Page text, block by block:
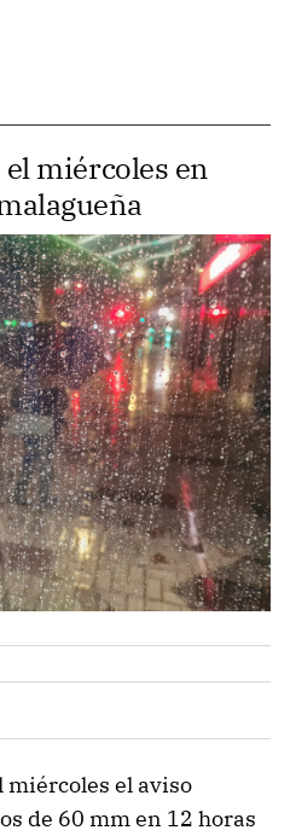
miércoles en
miércoles el aviso
de 60 mm en 12 horas